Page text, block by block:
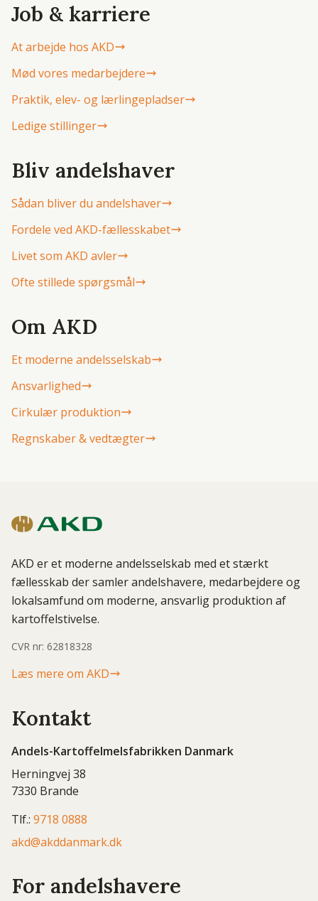
Job & karriere
At arbejde hos AKD
Mød vores medarbejdere
Praktik, elev- og lærlingepladser
Ledige stillinger
Bliv andelshaver
Sådan bliver du andelshaver
Fordele ved AKD-fællesskabet
Livet som AKD avler
Ofte stillede spørgsmål
Om AKD
Et moderne andelsselskab
Ansvarlighed
Cirkulær produktion
Regnskaber & vedtægter
AKD er et moderne andelsselskab med et stærkt
fællesskab der samler andelshavere, medarbejdere og
lokalsamfund om moderne, ansvarlig produktion af
kartoffelstivelse.
CVR nr: 62818328
Læs mere om AKD
Kontakt
Andels-Kartoffelmelsfabrikken Danmark
Herningvej 38
7330 Brande
Tlf.: 9718 0888
akd@akddanmark.dk
For andelshavere